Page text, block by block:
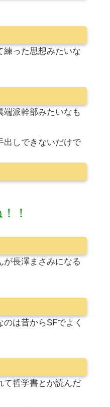
練った思想みたいな
端派幹部みたいなも
出しできないだけで
！
が長澤まさみになる
は昔からSFでよく
哲学書とか読んだ